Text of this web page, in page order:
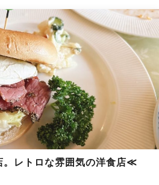
。レトロな雰囲気の洋食店≪